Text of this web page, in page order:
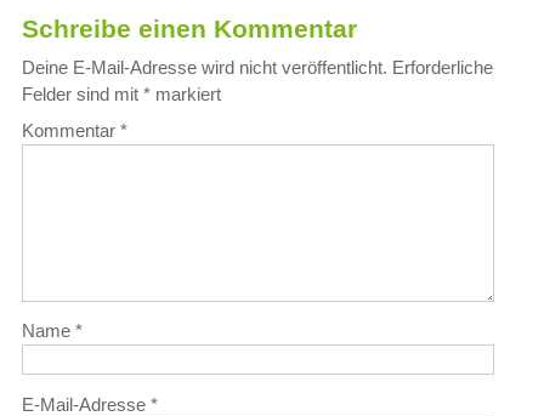
Schreibe einen Kommentar
Deine E-Mail-Adresse wird nicht veröffentlicht. Erforderliche
Felder sind mit *markiert
Kommentar *
Name *
E-Mail-Adresse *